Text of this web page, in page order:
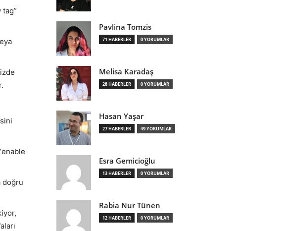
tag”
doğru
Pavlina Tomzis
71 HABERLER 0 YORUMLAR
Melisa Karadaş
28 HABERLER 0 YORUMLAR
Hasan Yaşar
27 HABERLER 49 YORUMLAR
Esra Gemicioğlu
13 HABERLER 0 YORUMLAR
Rabia Nur Tünen
12 HABERLER 0 YORUMLAR